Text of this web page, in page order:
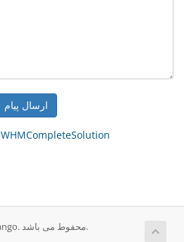
ارسال پیام
WHMCompleteSolution
تمامی حقوق برای © 2026 Mango. محفوط می باشد.